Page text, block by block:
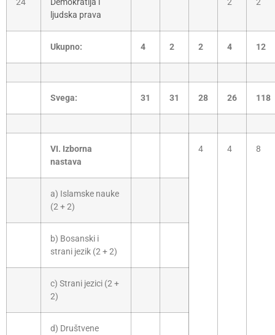
24
Demokratija i
ljudska prava
2 2
Ukupno: 4 2 2 4 12
Svega: 31 31 28 26 118
VI. Izborna
nastava
4 4 8
a) Islamske nauke
(2 + 2)
b) Bosanski i
strani jezik (2 + 2)
c) Strani jezici (2 +
2)
d) Društvene